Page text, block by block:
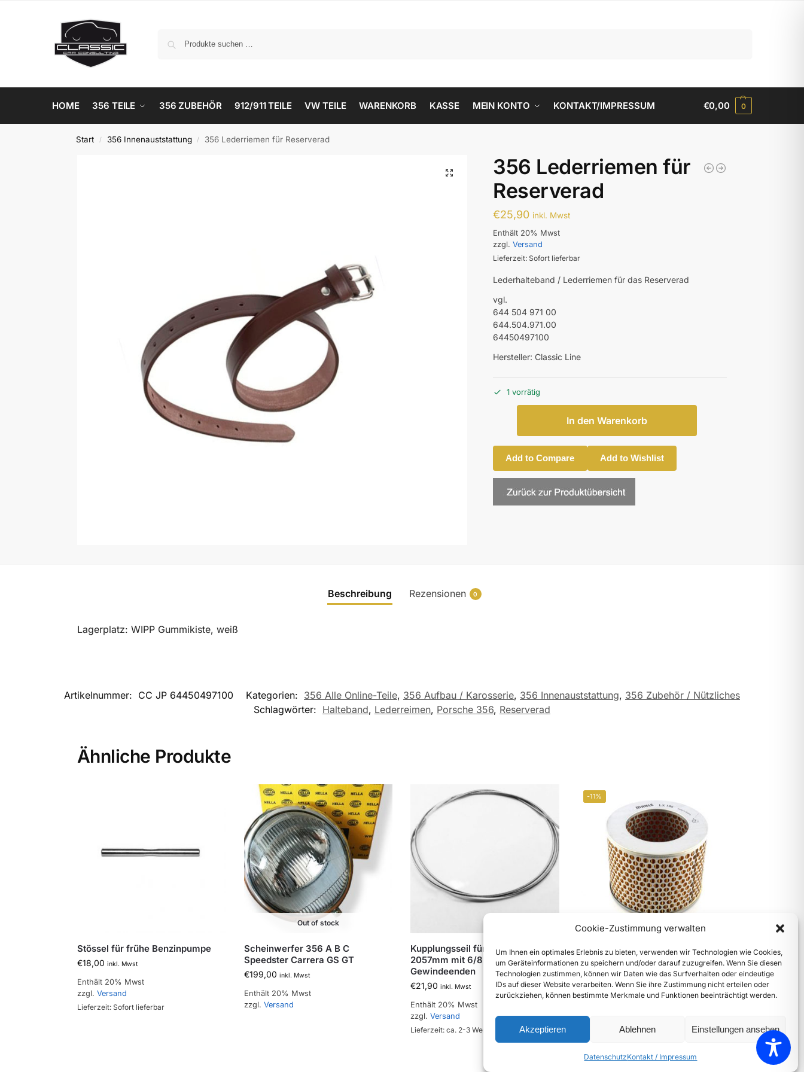
Cookie-Zustimmung verwalten
Um Ihnen ein optimales Erlebnis zu bieten, verwenden wir Technologien wie Cookies,
um Geräteinformationen zu speichern und/oder darauf zuzugreifen. Wenn Sie diesen
Technologien zustimmen, können wir Daten wie das Surfverhalten oder eindeutige
IDs auf dieser Website verarbeiten. Wenn Sie ihre Zustimmung nicht erteilen oder
zurückziehen, können bestimmte Merkmale und Funktionen beeinträchtigt werden.
Akzeptieren Ablehnen Einstellungen ansehen
DatenschutzKontakt / Impressum
HOME 356 TEILE 356 ZUBEHÖR 912/911 TEILE VW TEILE WARENKORB KASSE MEIN KONTO KONTAKT/IMPRESSUM €0,00 0
Start / 356 Innenauststattung / 356 Lederriemen für Reserverad
356 Lederriemen für
Reserverad
€25,90 inkl. Mwst
Enthält 20% Mwst
zzgl.Versand
Lieferzeit: Sofort lieferbar
Lederhalteband / Lederriemen für das Reserverad
vgl.
644 504 971 00
644.504.971.00
64450497100
Hersteller: Classic Line
1 vorrätig
In den Warenkorb
Add to Compare Add to Wishlist
Fragen? Rufen Sie uns an: +43 69917393940
Beschreibung Rezensionen 0
Lagerplatz: WIPP Gummikiste, weiß
Artikelnummer: CC JP 64450497100 Kategorien: 356 Alle Online-Teile, 356 Aufbau / Karosserie, 356 Innenauststattung, 356 Zubehör / Nützliches
Schlagwörter: Halteband, Lederreimen, Porsche 356, Reserverad
Ähnliche Produkte
Stössel für frühe Benzinpumpe
€18,00 inkl. Mwst
Enthält 20% Mwst
zzgl. Versand
Lieferzeit: Sofort lieferbar
Out of stock
Scheinwerfer 356 A B C
Speedster Carrera GS GT
€199,00 inkl. Mwst
Enthält 20% Mwst
zzgl. Versand
Kupplungsseil für 356 A T1,
2057mm mit 6/8mm
Gewindeenden
€21,90 inkl. Mwst
Enthält 20% Mwst
zzgl.Versand
Lieferzeit: ca. 2-3 Werktage
-11%
356B, 356C Luftfiltereinsatz
€16,90 –€69,90 inkl. Mwst
Enthält 20% Mwst
zzgl.Versand